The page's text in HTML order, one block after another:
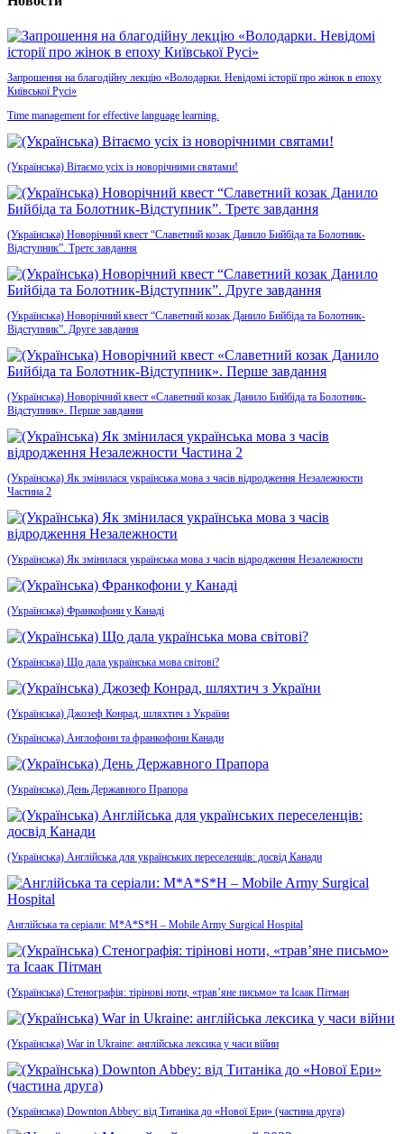
Запрошення на благодійну лекцію «Володарки. Невідомі історії про жінок в епоху
Київської Русі»
Time management for effective language learning.
(Українська) Вітаємо усіх із новорічними святами!
(Українська) Новорічний квест “Славетний козак Данило Бийбіда та Болотник-
Відступник”. Третє завдання
(Українська) Новорічний квест “Славетний козак Данило Бийбіда та Болотник-
Відступник”. Друге завдання
(Українська) Новорічний квест «Славетний козак Данило Бийбіда та Болотник-
Відступник». Перше завдання
(Українська) Як змінилася українська мова з часів відродження Незалежности
Частина 2
(Українська) Як змінилася українська мова з часів відродження Незалежности
(Українська) Франкофони у Канаді
(Українська) Що дала українська мова світові?
(Українська) Джозеф Конрад, шляхтич з України
(Українська) Англофони та франкофони Канади
(Українська) День Державного Прапора
(Українська) Англійська для українських переселенців: досвід Канади
Англійська та серіали: M*A*S*H – Mobile Army Surgical Hospital
(Українська) Стенографія: тірінові ноти, «трав’яне письмо» та Ісаак Пітман
(Українська) War in Ukraine: англійська лексика у часи війни
(Українська) Downton Abbey: від Титаніка до «Нової Ери» (частина друга)